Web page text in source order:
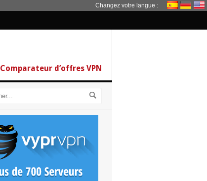
Changez votre langue :
Comparateur d’offres VPN